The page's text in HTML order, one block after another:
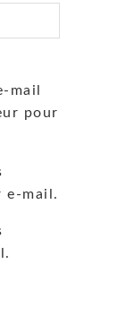
mail
pour
e-mail.